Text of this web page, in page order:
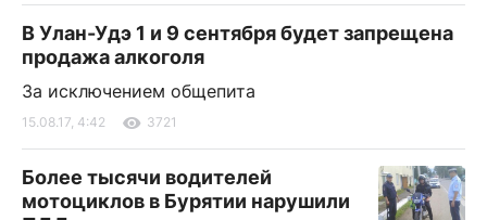
В Улан-Удэ 1 и 9 сентября будет запрещена
продажа алкоголя
За исключением общепита
15.08.17, 4:42 3721
Более тысячи водителей
мотоциклов в Бурятии нарушили